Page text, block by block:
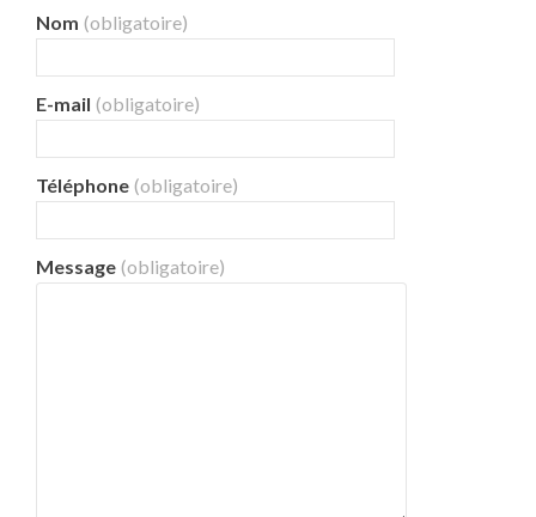
Nom (obligatoire)
E-mail (obligatoire)
Téléphone (obligatoire)
Message (obligatoire)